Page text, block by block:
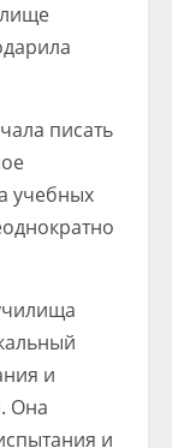
писать
учебных
и
Она
и